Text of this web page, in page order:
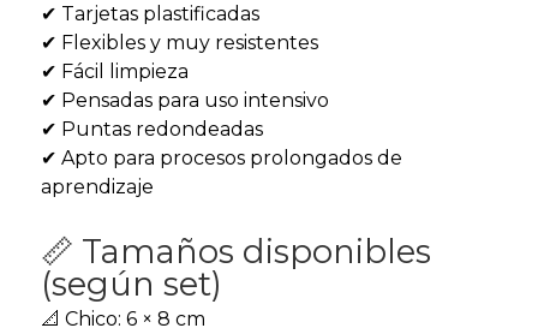
✔ Tarjetas plastificadas
✔ Flexibles y muy resistentes
✔ Fácil limpieza
✔ Pensadas para uso intensivo
✔ Puntas redondeadas
✔ Apto para procesos prolongados de
aprendizaje
📏 Tamaños disponibles
(según set)
📐 Chico: 6 × 8 cm